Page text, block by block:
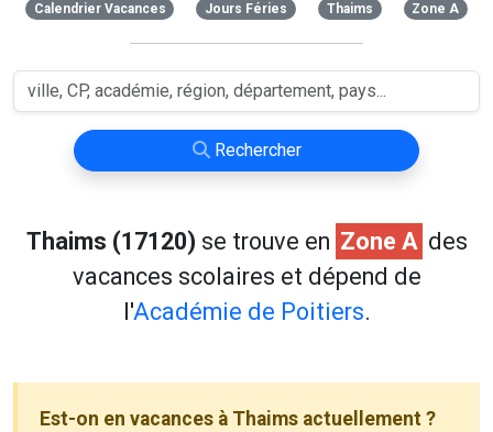
Calendrier Vacances Jours Féries Thaims Zone A
Rechercher
Thaims (17120) se trouve en Zone A des
vacances scolaires et dépend de
l'Académie de Poitiers.
Est-on en vacances à Thaims actuellement ?